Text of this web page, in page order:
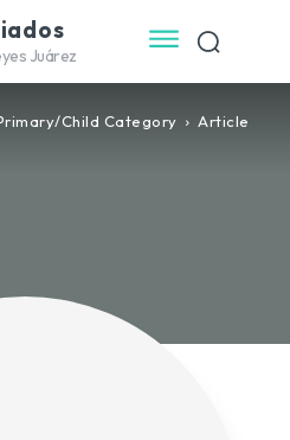
Juárez
Child Category
Article